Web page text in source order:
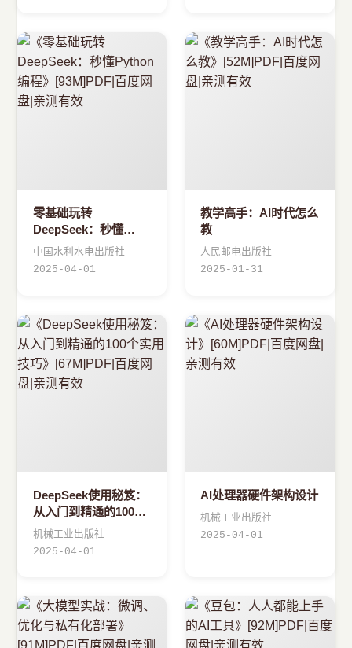
零基础玩转
DeepSeek：秒懂
Python编程
中国水利水电出版社
2025-04-01
教学高手：AI时代怎么
教
人民邮电出版社
2025-01-31
DeepSeek使用秘笈：
从入门到精通的100个
实用技巧
机械工业出版社
2025-04-01
AI处理器硬件架构设计
机械工业出版社
2025-04-01